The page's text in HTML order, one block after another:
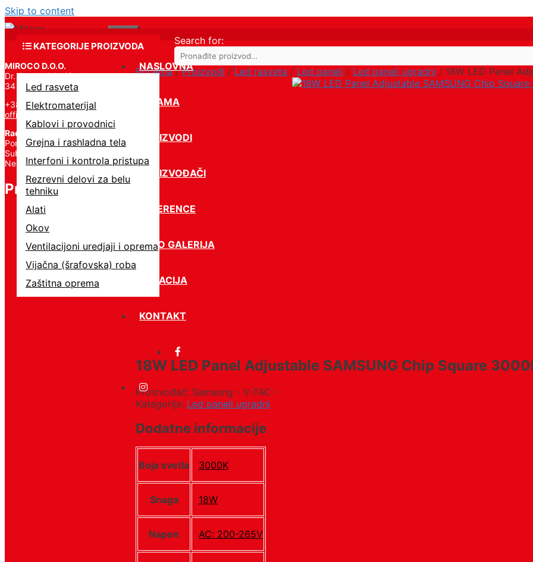
Skip to content
NASLOVNA
O NAMA
PROIZVODI
PROIZVOĐAČI
REFERENCE
FOTO GALERIJA
LOKACIJA
KONTAKT
KATEGORIJE PROIZVODA Search for:
Led rasveta
Elektromaterijal
Kablovi i provodnici
Grejna i rashladna tela
Interfoni i kontrola pristupa
Rezrevni delovi za belu
tehniku
Alati
Okov
Ventilacijoni uredjaji i oprema
Vijačna (šrafovska) roba
Zaštitna oprema
Početna/Proizvodi / Led rasveta / Led paneli / Led paneli ugradni / 18W LED Panel
18W LED Panel Adjustable SAMSUNG Chip Square
Proizvođač: Samsung - V-TAC -
Kategorija: Led paneli ugradni
Dodatne informacije
Boja svetla 3000K
Snaga 18W
Napon AC: 200-265V
MIROCO D.O.O.
Dr. Zorana Đinđića 19,
34 000 Kragujevac
+381 34 331 824
office@miroco.rs
Radno vreme
Pon – Petak | 8:00 – 20:00,
Subota | 8:00 – 15:00,
Nedelja – Ne radimo
Proizvodi